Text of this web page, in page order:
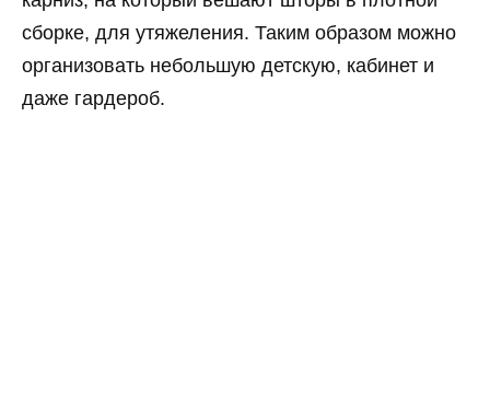
сборке, для утяжеления. Таким образом можно
организовать небольшую детскую, кабинет и
даже гардероб.